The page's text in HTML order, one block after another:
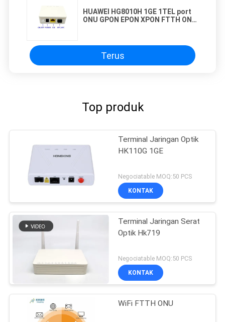
HUAWEI HG8010H 1GE 1TEL port
ONU GPON EPON XPON FTTH ONT
Terus
Top produk
Terminal Jaringan Optik
HK110G 1GE
Negociatable MOQ:50 PCS
KONTAK
Terminal Jaringan Serat
Optik Hk719
Negociatable MOQ:50 PCS
KONTAK
WiFi FTTH ONU